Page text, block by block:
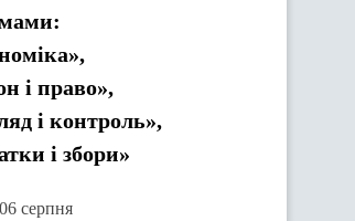
і право»,
і контроль»,
і збори»
06 серпня